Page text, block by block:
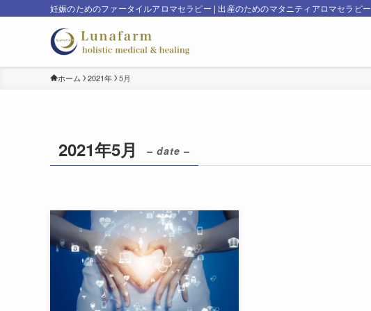
妊娠のためのファータイルアロマセラピー | 出産のためのマタニティアロマセラピー
ホーム 2021年 5月
2021年5月 – date –